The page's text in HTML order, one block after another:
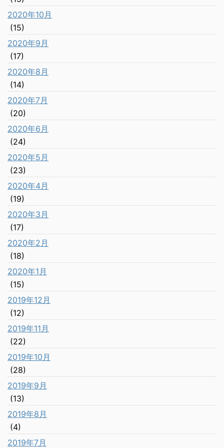
2020年10月
(15)
2020年9月
(17)
2020年8月
(14)
2020年7月
(20)
2020年6月
(24)
2020年5月
(23)
2020年4月
(19)
2020年3月
(17)
2020年2月
(18)
2020年1月
(15)
2019年12月
(12)
2019年11月
(22)
2019年10月
(28)
2019年9月
(13)
2019年8月
(4)
2019年7月